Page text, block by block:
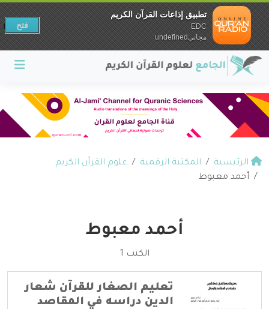
الرئيسية المكتبة الرقمية
علوم القرآن الكريم
أحمد معبوط
أحمد معبوط
الكتب 1
تعليم الصغار للقرآن شعار
الدين دراسه في المقاصد
تطبيق إذاعات القرآن الكريم
EDC
مجانيundefined
فتح